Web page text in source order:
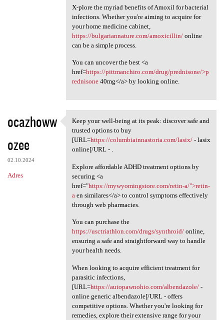
X-plore the myriad benefits of Amoxil for bacterial
infections. Whether you're aiming to acquire for
your home medicine cabinet,
https://bulgariannature.com/amoxicillin/online
can be a simple process.
You can uncover the best <a
href=https://pittmanchiro.com/drug/prednisone/>p
rednisone40mg</a> by looking online.
ocazhoww
ozee
02.10.2024
Adres
Keep your well-being at its
Keep your well-being at its peak: discover safe and
trusted options to buy
[URL=https://columbiainnastoria.com/lasix/- lasix
online[/URL - .
Explore affordable ADHD treatment options by
securing <a
href="https://mywyomingstore.com/retin-a/">retin-
a en similares</a> to control symptoms effectively
through web pharmacies.
You can purchase the
https://usctriathlon.com/drugs/synthroid/online,
ensuring a safe and straightforward way to handle
your health needs.
When looking to acquire efficient treatment for
parasitic infections,
[URL=https://autopawnohio.com/albendazole/-
online generic albendazole[/URL - offers
competitive options. Whether you're looking for
remedies, explore their extensive range for your